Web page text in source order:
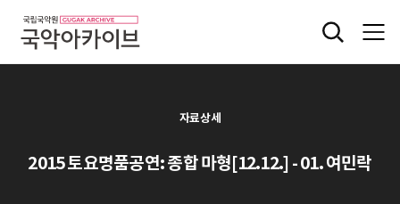
자료상세
2015 토요명품공연: 종합 마형[12.12.] - 01. 여민락